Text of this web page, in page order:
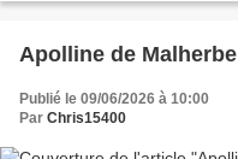
Apolline de Malherbe
Publié le 09/06/2026 à 10:00
Par Chris15400